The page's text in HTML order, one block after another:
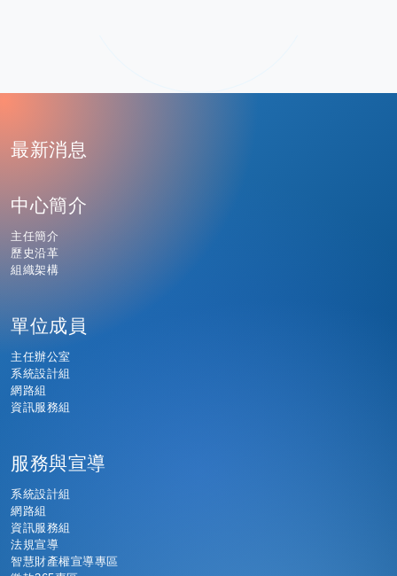
最新消息
中心簡介
主任簡介
歷史沿革
組織架構
單位成員
主任辦公室
系統設計組
網路組
資訊服務組
服務與宣導
系統設計組
網路組
資訊服務組
法規宣導
智慧財產權宣導專區